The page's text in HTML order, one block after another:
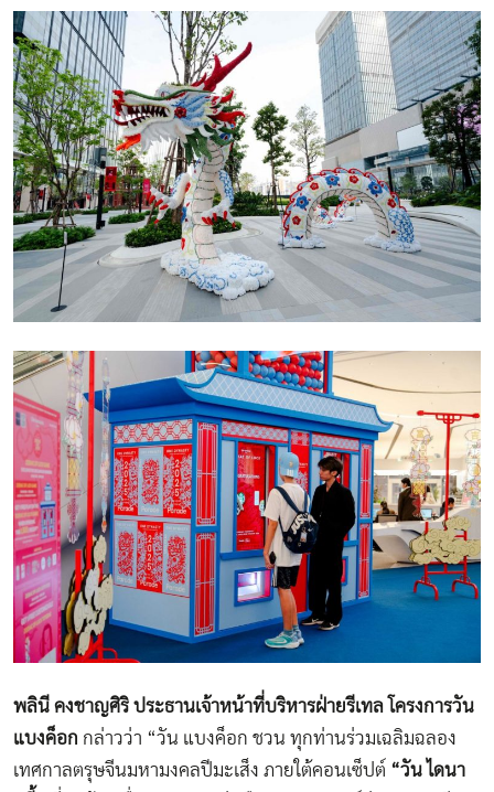
พลินี คงชาญศิริ ประธานเจ้าหน้าที่บริหารฝ่ายรีเทล โครงการวัน
แบงค็อก กล่าวว่า “วัน แบงค็อก ชวน ทุกท่านร่วมเฉลิมฉลอง
เทศกาลตรุษจีนมหามงคลปีมะเส็ง ภายใต้คอนเซ็ปต์ “วัน ไดนา